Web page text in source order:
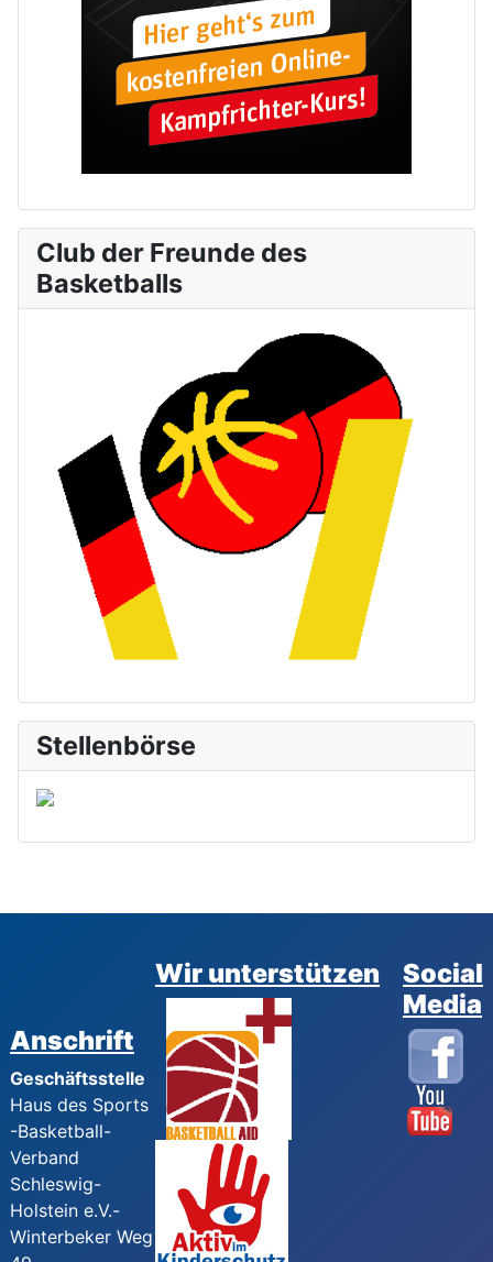
Club der Freunde des
Basketballs
Stellenbörse
Anschrift
Geschäftsstelle
Haus des Sports
-Basketball-
Verband
Schleswig-
Holstein e.V.-
Winterbeker Weg
Wir unterstützen
Social
Media